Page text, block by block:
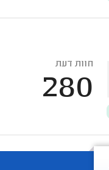
חוות דעת
280